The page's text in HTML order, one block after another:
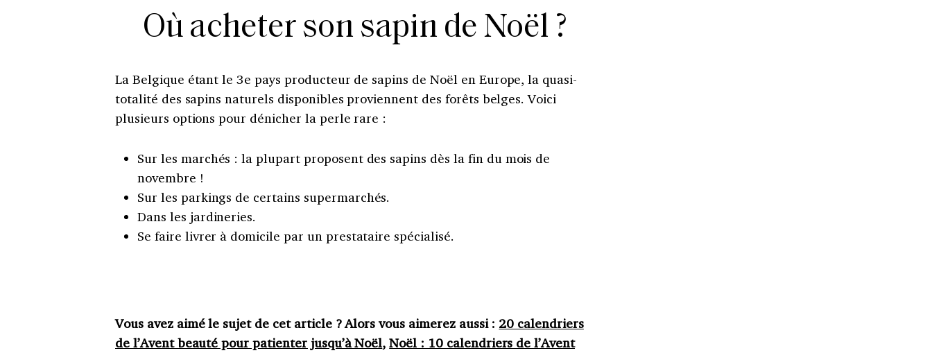
Où acheter son sapin de Noël ?
La Belgique étant le 3e pays producteur de sapins de Noël en Europe, la quasi-
totalité des sapins naturels disponibles proviennent des forêts belges. Voici
plusieurs options pour dénicher la perle rare :
Sur les marchés : la plupart proposent des sapins dès la fin du mois de
novembre !
Sur les parkings de certains supermarchés.
Dans les jardineries.
Se faire livrer à domicile par un prestataire spécialisé.
Vous avez aimé le sujet de cet article ? Alors vous aimerez aussi : 20 calendriers
de l’Avent beauté pour patienter jusqu’à Noël,Noël : 10 calendriers de l’Avent